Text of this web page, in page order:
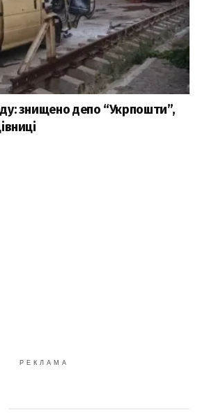
знищено депо “Укрпошти”,
РЕКЛАМА